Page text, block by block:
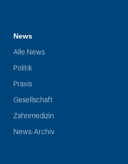
News
Alle News
Politik
Praxis
Gesellschaft
Zahnmedizin
News-Archiv